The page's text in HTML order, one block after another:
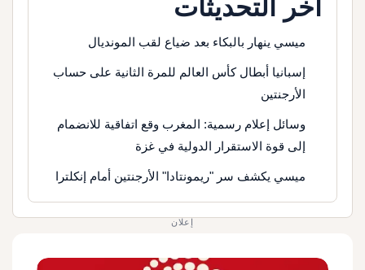
آخر التحديثات
ميسي ينهار بالبكاء بعد ضياع لقب المونديال
إسبانيا أبطال كأس العالم للمرة الثانية على حساب
الأرجنتين
وسائل إعلام رسمية: المغرب وقع اتفاقية للانضمام
إلى قوة الاستقرار الدولية في غزة
ميسي يكشف سر "ريمونتادا" الأرجنتين أمام إنكلترا
إعلان